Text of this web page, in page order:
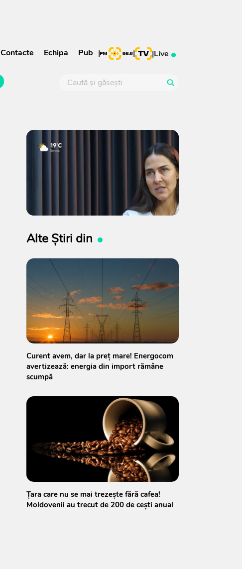
Contacte Echipa Pub | | |Live
Alte Știri din
Curent avem, dar la preț mare! Energocom
avertizează: energia din import rămâne
scumpă
Țara care nu se mai trezește fără cafea!
Moldovenii au trecut de 200 de cești anual